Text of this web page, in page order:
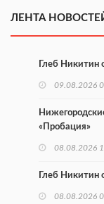
ЛЕНТА
Глеб Никитин
09.08.2026
«Пробация»
08.08.2026
Глеб Никитин
08.08.2026